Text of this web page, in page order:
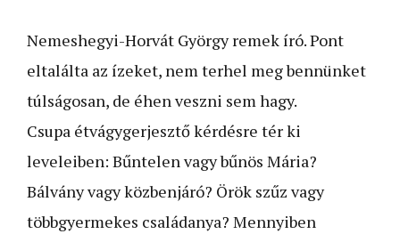
Nemeshegyi-Horvát György remek író. Pont
eltalálta az ízeket, nem terhel meg bennünket
túlságosan, de éhen veszni sem hagy.
Csupa étvágygerjesztő kérdésre tér ki
leveleiben: Bűntelen vagy bűnös Mária?
Bálvány vagy közbenjáró? Örök szűz vagy
többgyermekes családanya? Mennyiben